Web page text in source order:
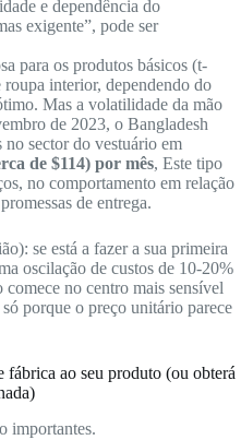
e dependência do
exigente”, pode ser
para os produtos básicos (t-
interior, dependendo do
Mas a volatilidade da mão
de 2023, o Bangladesh
sector do vestuário em
de $114) por mês, Este tipo
no comportamento em relação
de entrega.
se está a fazer a sua primeira
oscilação de custos de 10-20%
comece no centro mais sensível
porque o preço unitário parece
fábrica ao seu produto (ou obterá
importantes.